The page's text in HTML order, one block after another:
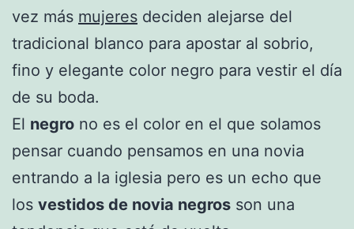
vez más mujeres deciden alejarse del
tradicional blanco para apostar al sobrio,
fino y elegante color negro para vestir el día
de su boda.
El negro no es el color en el que solamos
pensar cuando pensamos en una novia
entrando a la iglesia pero es un echo que
los vestidos de novia negros son una